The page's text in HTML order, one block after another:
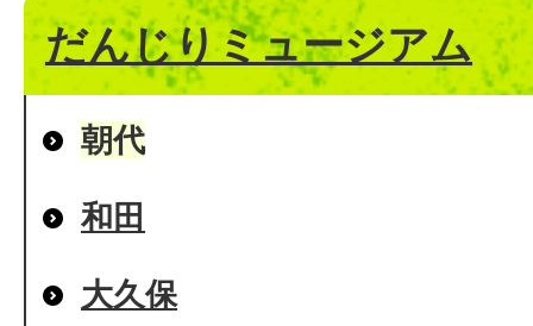
だんじりミュージアム
朝代
和田
大久保